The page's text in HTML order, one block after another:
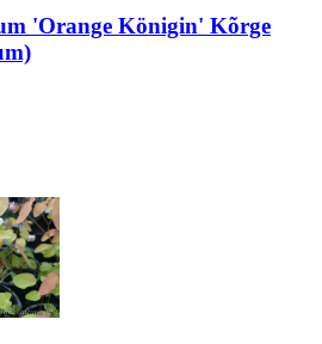
'Orange Königin' Kõrge